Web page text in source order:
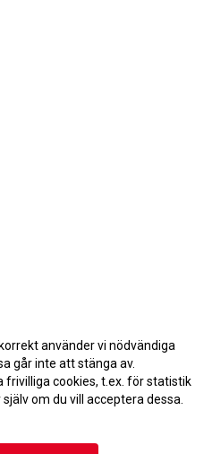
använder vi nödvändiga
går inte att stänga av.
frivilliga cookies, t.ex. för statistik
om du vill acceptera dessa.